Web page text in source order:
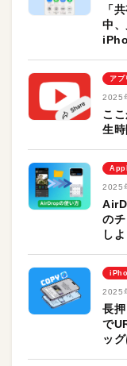
「
中
アプ
2025
こ
生
2025
の
し
2025
長
で
ッ